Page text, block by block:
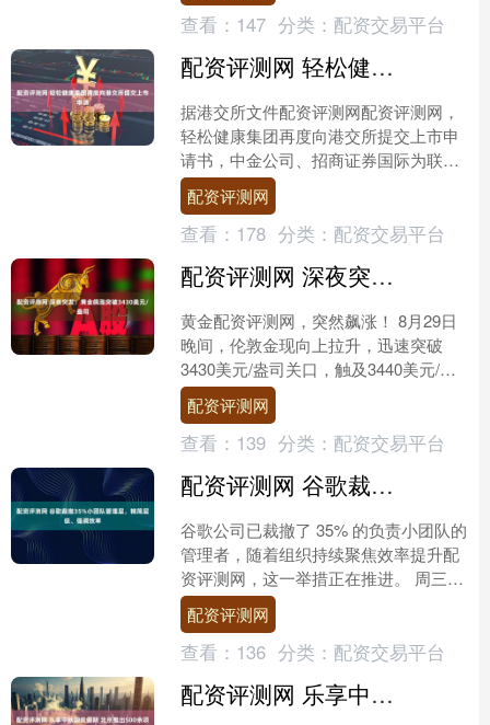
查看： 147 分类： 配资交易平台
配资评测网 轻松健康集团再度向港交所提交上市申请
据港交所文件配资评测网配资评测网，
轻松健康集团再度向港交所提交上市申
请书，中金公司、招商证券国际为联席
保荐人。....
配资评测网
查看： 178 分类： 配资交易平台
配资评测网 深夜突发！黄金飙涨突破3430美元/盎司
黄金配资评测网，突然飙涨！ 8月29日
晚间，伦敦金现向上拉升，迅速突破
3430美元/盎司关口，触及3440美元/盎
司，盘中涨幅超0.7%。 COMEX黄金站
上3....
配资评测网
查看： 139 分类： 配资交易平台
配资评测网 谷歌裁撤35%小团队管理层，精简层级、强调效率
谷歌公司已裁撤了 35% 的负责小团队的
管理者，随着组织持续聚焦效率提升配
资评测网，这一举措正在推进。 周三，
据 CNBC 报道，根据其获取的全员大会
录音，谷歌....
配资评测网
查看： 136 分类： 配资交易平台
配资评测网 乐享中秋国庆假期 北京推出500余项特色消费活动